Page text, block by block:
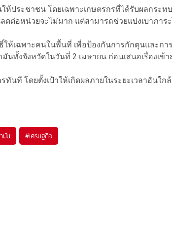
ประชาชน โดยเฉพาะเกษตรกรที่ได้รับผลกระท
ต่อหน่วยจะไม่มาก แต่สามารถช่วยแบ่งเบาภาร
ให้เฉพาะคนในพื้นที่ เพื่อป้องกันการกักตุนและกา
ทั้งจังหวัดในวันที่ 2 เมษายน ก่อนเสนอเรื่องเข้า
นที โดยตั้งเป้าให้เกิดผลภายในระยะเวลาอันใก
มัน #เศรษฐกิจ